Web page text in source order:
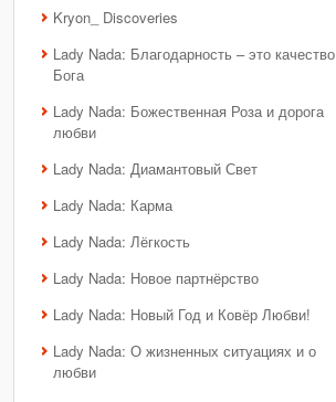
Kryon_ Discoveries
Lady Nada: Благодарность – это качество
Бога
Lady Nada: Божественная Роза и дорога
любви
Lady Nada: Диамантовый Свет
Lady Nada: Карма
Lady Nada: Лёгкость
Lady Nada: Новое партнёрство
Lady Nada: Новый Год и Ковёр Любви!
Lady Nada: О жизненных ситуациях и о
любви